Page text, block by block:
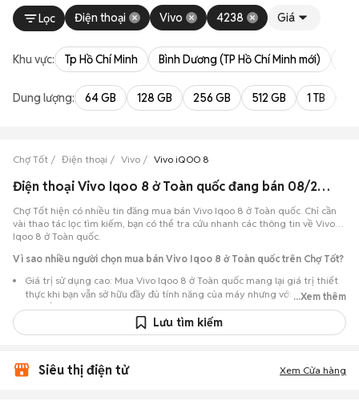
Lọc Điện thoại Vivo 4238 Giá
Khu vực: Tp Hồ Chí Minh Bình Dương (TP Hồ Chí Minh mới)
Dung lượng: 64 GB 128 GB 256 GB 512 GB 1 TB
Chợ Tốt Điện thoại Vivo Vivo iQOO 8
Điện thoại Vivo Iqoo 8 ở Toàn quốc đang bán 08/2026
Chợ Tốt hiện có nhiều tin đăng mua bán Vivo Iqoo 8 ở Toàn quốc. Chỉ cần
vài thao tác lọc tìm kiếm, bạn có thể tra cứu nhanh các thông tin về Vivo
Iqoo 8 ở Toàn quốc.
Vì sao nhiều người chọn mua bán Vivo Iqoo 8 ở Toàn quốc trên Chợ Tốt?
Giá trị sử dụng cao: Mua Vivo Iqoo 8 ở Toàn quốc mang lại giá trị thiết
thực khi bạn vẫn sở hữu đầy đủ tính năng của máy nhưng với chi phí đầu
tư thấp hơn máy đập hộp.
Lựa chọn theo sát nhu cầu: Hệ thống ghi nhận nhiều tin rao Vivo Iqoo 8
Test máy tại chỗ: Tạo điều kiện để người mua đến tận nơi xem xét cẩn
...Xem thêm
Lưu tìm kiếm
Siêu thị điện tử Xem Cửa hàng